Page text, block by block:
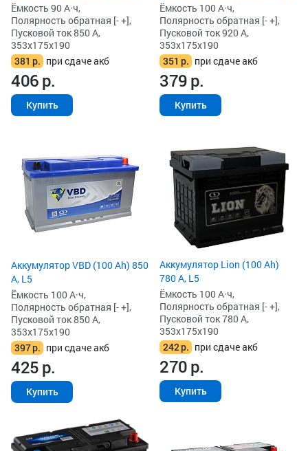
Ёмкость 90 А·ч,
Полярность обратная [- +],
Пусковой ток 850 А,
353x175x190
381 р. при сдаче акб
406р.
Купить
Ёмкость 100 А·ч,
Полярность обратная [- +],
Пусковой ток 920 А,
353x175x190
351 р. при сдаче акб
379р.
Купить
Аккумулятор VBD (100 Ah) 850
А, L5
Ёмкость 100 А·ч,
Полярность обратная [- +],
Пусковой ток 850 А,
353x175x190
397р. при сдаче акб
425р.
Купить
Аккумулятор Lion (100 Ah)
780 А, L5
Ёмкость 100 А·ч,
Полярность обратная [- +],
Пусковой ток 780 А,
353x175x190
242р. при сдаче акб
270р.
Купить